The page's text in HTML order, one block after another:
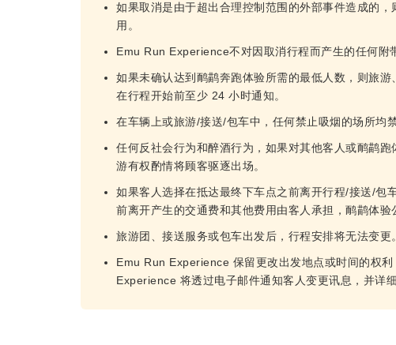
如果取消是由于超出合理控制范围的外部事件造成的
用。
Emu Run Experience不对因取消行程而产生的任何附
如果未确认达到鸸鹋奔跑体验所需的最低人数，则旅
在行程开始前至少 24 小时通知。
在车辆上或旅游/接送/包车中，任何禁止吸烟的场所均禁
任何反社会行为和醉酒行为，如果对其他客人或鸸鹋
游有权酌情将顾客驱逐出场。
如果客人选择在抵达最终下车点之前离开行程/接送/包
前离开产生的交通费和其他费用由客人承担，鸸鹋体验
旅游团、接送服务或包车出发后，行程安排将无法变更。
Emu Run Experience 保留更改出发地点或时间的权
Experience 将透过电子邮件通知客人变更讯息，并详